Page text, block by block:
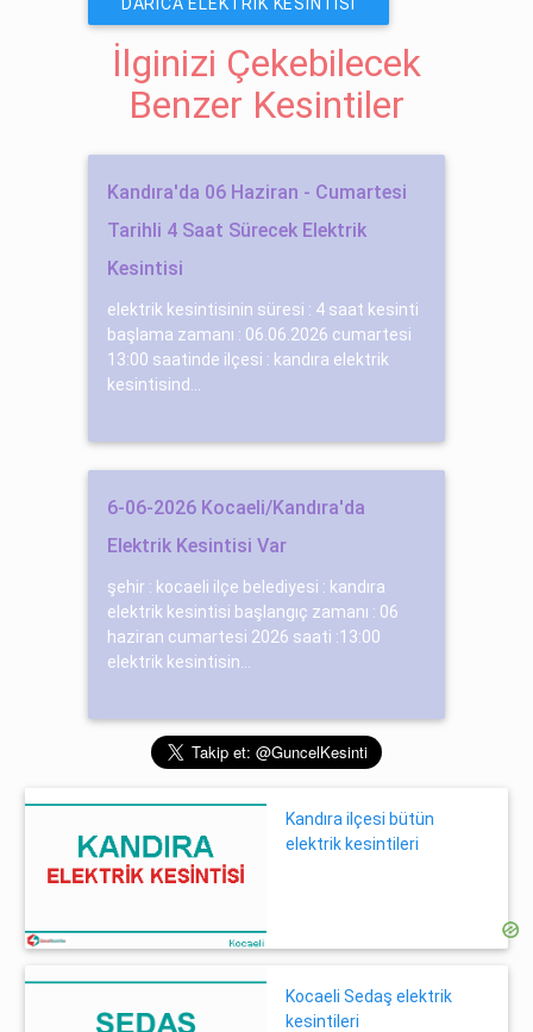
İlginizi Çekebilecek
Benzer Kesintiler
Kandıra'da 06 Haziran - Cumartesi
Tarihli 4 Saat Sürecek Elektrik
Kesintisi
elektrik kesintisinin süresi : 4 saat kesinti
başlama zamanı : 06.06.2026 cumartesi
13:00 saatinde ilçesi : kandıra elektrik
kesintisind...
6-06-2026 Kocaeli/Kandıra'da
Elektrik Kesintisi Var
şehir : kocaeli ilçe belediyesi : kandıra
elektrik kesintisi başlangıç zamanı : 06
haziran cumartesi 2026 saati :13:00
elektrik kesintisin...
Kandıra ilçesi bütün
elektrik kesintileri
Kocaeli Sedaş elektrik
kesintileri